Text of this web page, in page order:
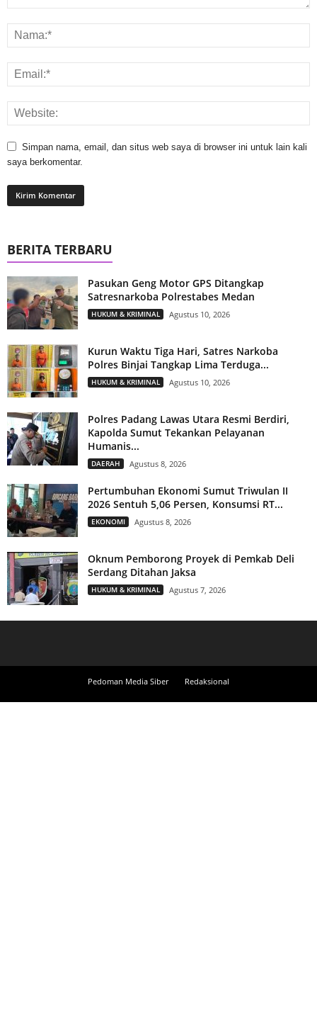
Simpan nama, email, dan situs web saya di browser ini untuk lain kali
saya berkomentar.
BERITA TERBARU
Pasukan Geng Motor GPS Ditangkap
Satresnarkoba Polrestabes Medan
HUKUM & KRIMINAL Agustus 10, 2026
Kurun Waktu Tiga Hari, Satres Narkoba
Polres Binjai Tangkap Lima Terduga...
HUKUM & KRIMINAL Agustus 10, 2026
Polres Padang Lawas Utara Resmi Berdiri,
Kapolda Sumut Tekankan Pelayanan
Humanis...
DAERAH Agustus 8, 2026
Pertumbuhan Ekonomi Sumut Triwulan II
2026 Sentuh 5,06 Persen, Konsumsi RT...
EKONOMI Agustus 8, 2026
Oknum Pemborong Proyek di Pemkab Deli
Serdang Ditahan Jaksa
HUKUM & KRIMINAL Agustus 7, 2026
Pedoman Media Siber Redaksional